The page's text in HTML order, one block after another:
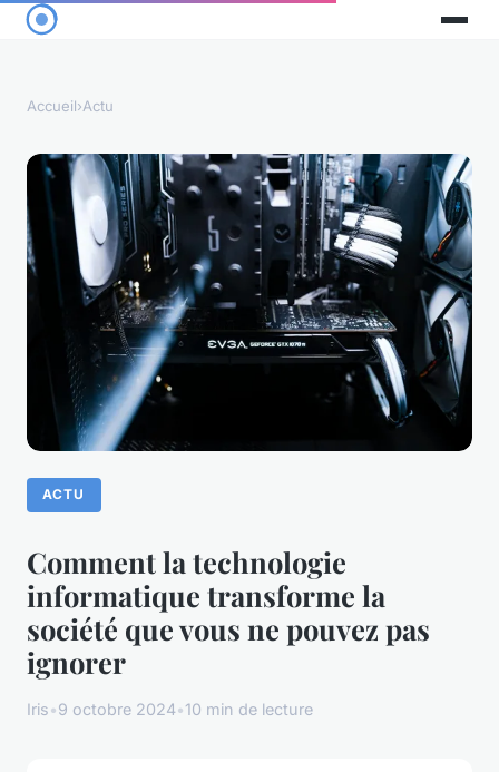
Accueil›Actu
ACTU
Comment la technologie
informatique transforme la
société que vous ne pouvez pas
ignorer
Iris•9 octobre 2024•10 min de lecture